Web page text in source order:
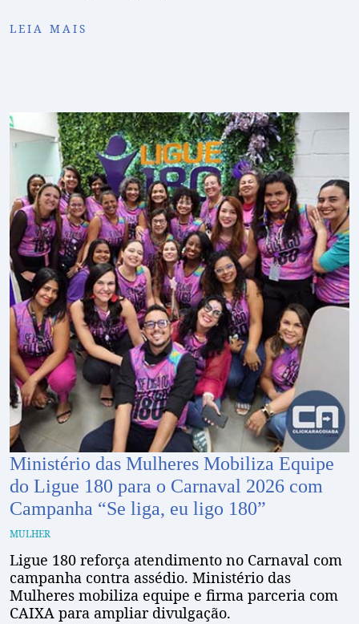
LEIA MAIS
Ministério das Mulheres Mobiliza Equipe
do Ligue 180 para o Carnaval 2026 com
Campanha “Se liga, eu ligo 180”
MULHER
Ligue 180 reforça atendimento no Carnaval com
campanha contra assédio. Ministério das
Mulheres mobiliza equipe e firma parceria com
CAIXA para ampliar divulgação.